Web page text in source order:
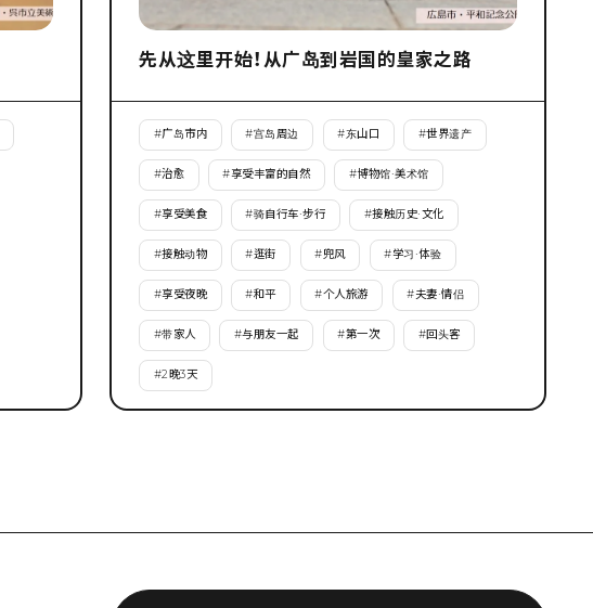
先从这里开始！从广岛到岩国的皇家之路
#广岛市内 #宫岛周边 #东山口 #世界遗产
#治愈 #享受丰富的自然 #博物馆·美术馆
#享受美食 #骑自行车·步行 #接触历史·文化
#接触动物 #逛街 #兜风 #学习·体验
#享受夜晚 #和平 #个人旅游 #夫妻·情侣
#带家人 #与朋友一起 #第一次 #回头客
#2晚3天